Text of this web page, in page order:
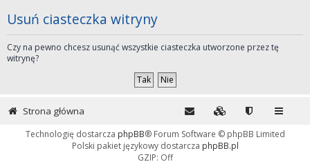
Usuń ciasteczka witryny
Czy na pewno chcesz usunąć wszystkie ciasteczka utworzone przez tę
witrynę?
Strona główna
Technologię dostarcza phpBB® Forum Software © phpBB Limited
Polski pakiet językowy dostarcza phpBB.pl
GZIP: Off